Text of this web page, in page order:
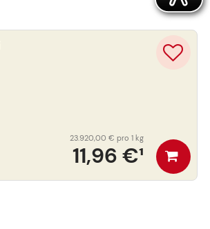
11,96 €¹
23.920,00 € pro 1 kg